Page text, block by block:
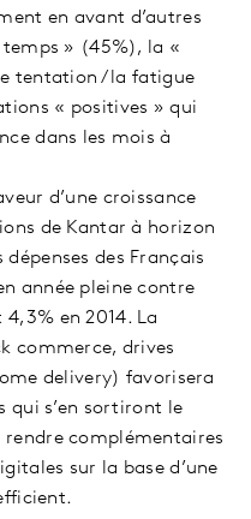
en avant d’autres
temps » (45%), la «
tentation / la fatigue
« positives » qui
dans les mois à
d’une croissance
de Kantar à horizon
des Français
année pleine contre
4,3% en 2014. La
commerce, drives
delivery) favorisera
qui s’en sortiront le
complémentaires
sur la base d’une